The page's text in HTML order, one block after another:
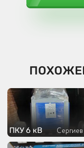
ПКУ 6 кВ